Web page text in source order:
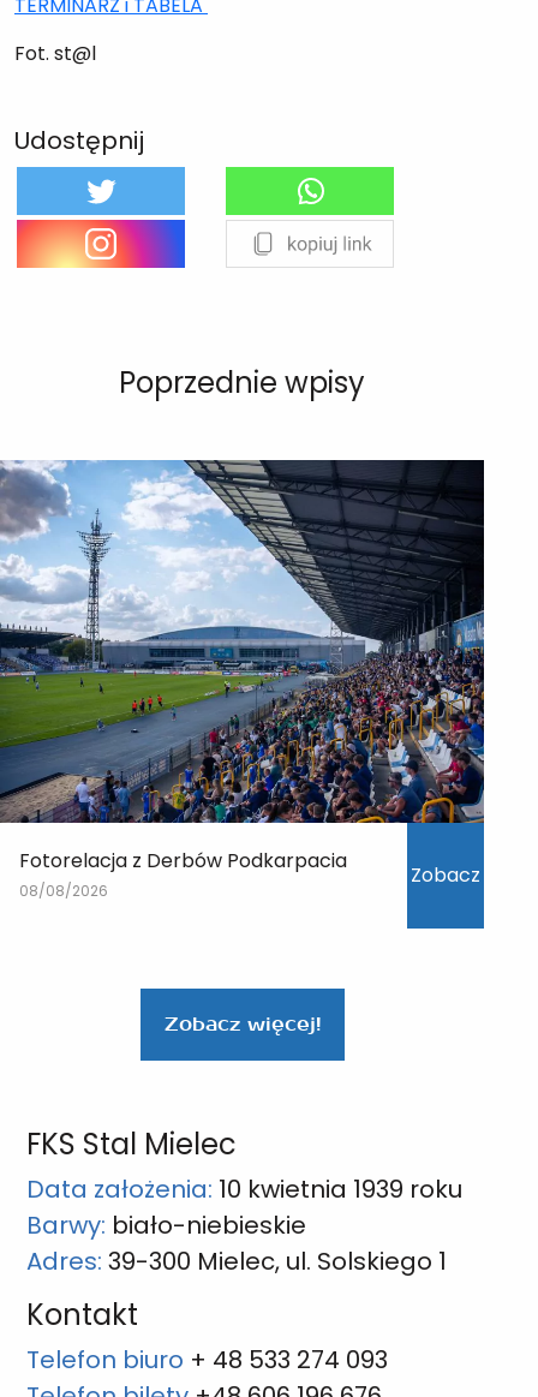
Fot. st@l
Udostępnij
Poprzednie wpisy
Fotorelacja z Derbów Podkarpacia
08/08/2026
Zobacz
Zobacz więcej!
FKS Stal Mielec
Data założenia: 10 kwietnia 1939 roku
Barwy: biało-niebieskie
Adres: 39-300 Mielec, ul. Solskiego 1
Kontakt
Telefon biuro + 48 533 274 093